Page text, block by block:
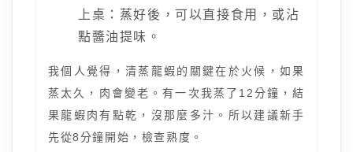
上桌：蒸好後，可以直接食用，或沾
點醬油提味。
我個人覺得，清蒸龍蝦的關鍵在於火候，如果
蒸太久，肉會變老。有一次我蒸了12分鐘，結
果龍蝦肉有點乾，沒那麼多汁。所以建議新手
先從8分鐘開始，檢查熟度。